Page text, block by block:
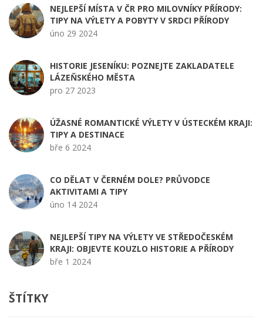
NEJLEPŠÍ MÍSTA V ČR PRO MILOVNÍKY PŘÍRODY:
TIPY NA VÝLETY A POBYTY V SRDCI PŘÍRODY
úno 29 2024
HISTORIE JESENÍKU: POZNEJTE ZAKLADATELE
LÁZEŇSKÉHO MĚSTA
pro 27 2023
ÚŽASNÉ ROMANTICKÉ VÝLETY V ÚSTECKÉM KRAJI:
TIPY A DESTINACE
bře 6 2024
CO DĚLAT V ČERNÉM DOLE? PRŮVODCE
AKTIVITAMI A TIPY
úno 14 2024
NEJLEPŠÍ TIPY NA VÝLETY VE STŘEDOČESKÉM
KRAJI: OBJEVTE KOUZLO HISTORIE A PŘÍRODY
bře 1 2024
ŠTÍTKY